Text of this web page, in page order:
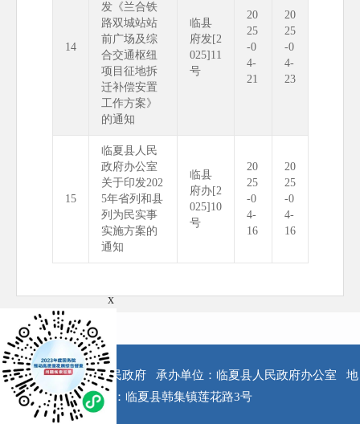
14
发《兰合铁
路双城站站
前广场及综
合交通枢纽
项目征地拆
迁补偿安置
工作方案》
的通知
临县
府发[2
025]11
号
20
25
-0
4-
21
20
25
-0
4-
23
15
临夏县人民
政府办公室
关于印发202
5年省列和县
列为民实事
实施方案的
通知
临县
府办[2
025]10
号
20
25
-0
4-
16
20
25
-0
4-
16
版权所有：临夏县人民政府 承办单位：临夏县人民政府办公室
地
址：临夏县韩集镇莲花路3号
x